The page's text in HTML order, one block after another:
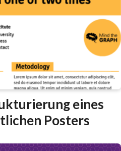
eines
Posters